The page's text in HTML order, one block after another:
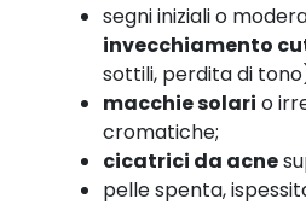
segni iniziali o
invecchiamento
sottili, perdita di
macchie solari o
cromatiche;
cicatrici da acne
pelle spenta,